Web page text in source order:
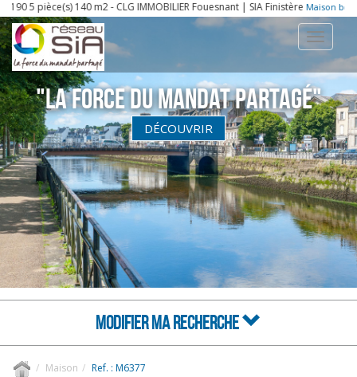
140 m2 - CLG IMMOBILIER Fouesnant | SIA Finistère Maison benodet ,
Toggle
"La Force du Mandat partagé"
DÉCOUVRIR
MODIFIER MA RECHERCHE
Maison Ref. : M6377